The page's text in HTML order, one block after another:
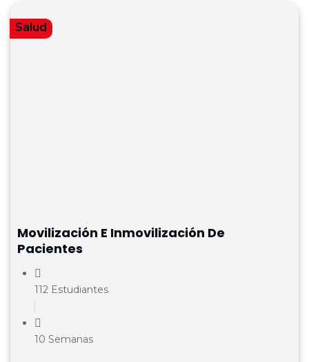
Salud
Movilización E Inmovilización De
Pacientes
112 Estudiantes
10 Semanas